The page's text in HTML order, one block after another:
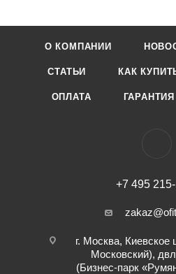
О КОМПАНИИ
СТАТЬИ КАК
ОПЛАТА ГАРАНТИЯ
+7 495
г. Москва, Киевское
Московский),
(Бизнес-парк